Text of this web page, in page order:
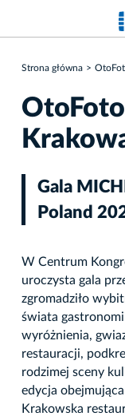
Strona główna
Gala
Poland
W Centrum
uroczysta gala
zgromadziło
świata
wyróżnienia,
restauracji,
rodzimej sceny
edycja
Krakowska